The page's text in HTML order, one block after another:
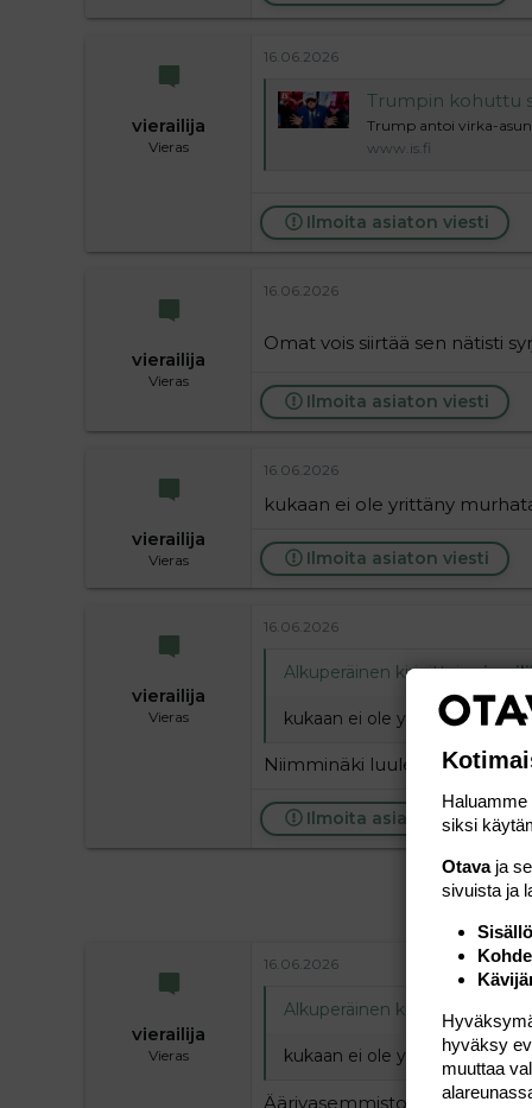
vierailija
Vieras
16.06.2026
Trumpin kohuttu
Trump antoi virka-
www.is.fi
Ilmoita asiaton viesti
vierailija
Vieras
16.06.2026
Omat vois siirtää sen nätisti
Ilmoita asiaton viesti
vierailija
Vieras
16.06.2026
kukaan ei ole yrittäny
Ilmoita asiaton viesti
vierailija
Vieras
16.06.2026
Alkuperäinen kirjoittaja
kukaan ei ole yrittäny
Niimminäki luulen,. Koitetaan
Ilmoita asiaton viesti
vierailija
Vieras
16.06.2026
Alkuperäinen kirjoittaja
kukaan ei ole yrittäny
Äärivasemmistolainen
Haluamme
siksi
Otavaja
sivuista ja
hyväksy
muuttaa